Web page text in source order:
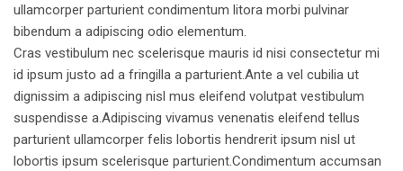
ullamcorper parturient condimentum litora morbi pulvinar
bibendum a adipiscing odio elementum.
Cras vestibulum nec scelerisque mauris id nisi consectetur mi
id ipsum justo ad a fringilla a parturient.Ante a vel cubilia ut
dignissim a adipiscing nisl mus eleifend volutpat vestibulum
suspendisse a.Adipiscing vivamus venenatis eleifend tellus
parturient ullamcorper felis lobortis hendrerit ipsum nisl ut
lobortis ipsum scelerisque parturient.Condimentum accumsan